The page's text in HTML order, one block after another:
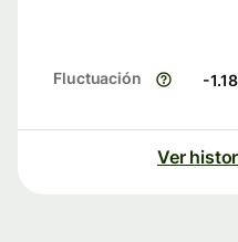
Fluctuación -1.18
Ver